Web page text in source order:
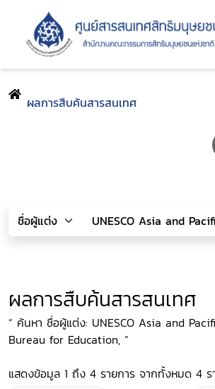
ผลการสืบค้นสารสนเทศ
ผลการสืบค้นสารสนเทศ
“ ค้นหา ชื่อผู้แต่ง: UNESCO Asia and
Bureau for Education, ”
แสดงข้อมูล 1 ถึง 4 รายการ จากทั้งหมด 4 ร